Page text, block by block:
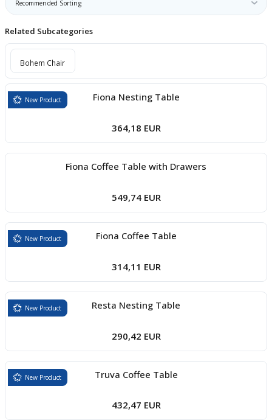
Related Subcategories
Bohem Chair
New Product Fiona Nesting Table
364,18 EUR
Fiona Coffee Table with Drawers
549,74 EUR
New Product Fiona Coffee Table
314,11 EUR
New Product Resta Nesting Table
290,42 EUR
New Product Truva Coffee Table
432,47 EUR